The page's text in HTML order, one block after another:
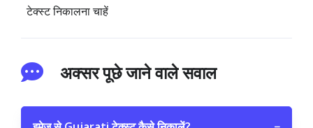
टेक्स्ट निकालना चाहें
अक्सर पूछे जाने वाले सवाल